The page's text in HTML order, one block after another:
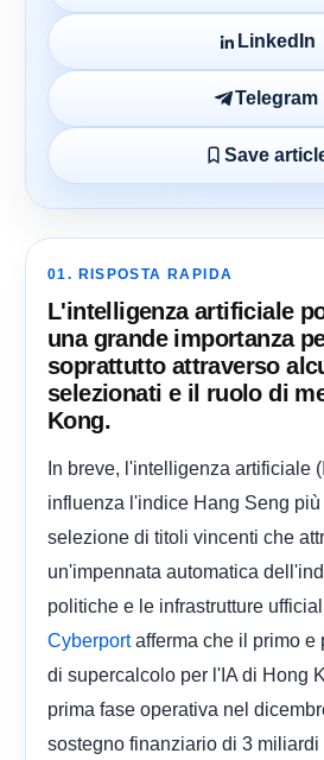
LinkedIn
Telegram
Save
01. RISPOSTA RAPIDA
L'intelligenza artificiale
una grande importanza
soprattutto attraverso
selezionati e il ruolo di
Kong.
In breve, l'intelligenza artificiale
influenza l'indice Hang Seng più
selezione di titoli vincenti che
un'impennata automatica
politiche e le infrastrutture
Cyberportafferma che il primo e
di supercalcolo per l'IA di Hong
prima fase operativa nel
sostegno finanziario di 3